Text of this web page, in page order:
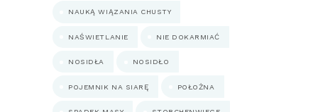
NAUKĄ WIĄZANIA CHUSTY
NAŚWIETLANIE NIE DOKARMIAĆ
NOSIDŁA NOSIDŁO
POJEMNIK NA SIARĘ POŁOŻNA